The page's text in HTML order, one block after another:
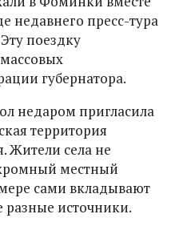
недавнего пресс-тура
поездку
губернатора.
недаром пригласила
территория
Жители села не
местный
сами вкладывают
разные источники.